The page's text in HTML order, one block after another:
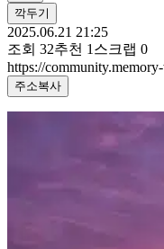
깍두기
2025.06.21 21:25
조회 32추천 1 스크랩 0
https://
주소복사